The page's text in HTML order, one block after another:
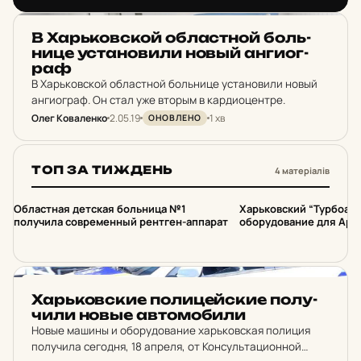
НОВИНИ ХАРКОВА
В Харь­ков­ской об­лас­тной боль­
ни­це ус­та­но­ви­ли новый ан­ги­ог­
раф
В Харьковской областной больнице установили новый
ангиограф. Он стал уже вторым в кардиоцентре.
Олег Коваленко2.05.19 ОНОВЛЕНО 1 хв
ТОП ЗА ТИЖДЕНЬ 4 матеріалів
1
Областная детская больница №1
получила современный рентген-аппарат
2
Харьковский
оборудование для
Харь­ков­ские по­ли­цей­ские по­лу­
чи­ли новые ав­то­мо­би­ли
Новые машины и оборудование харьковская полиция
получила сегодня, 18 апреля, от Консультационной